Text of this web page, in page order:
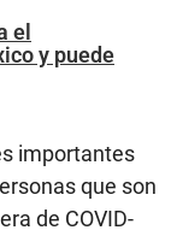
el
y puede
importantes
que son
de COVID-